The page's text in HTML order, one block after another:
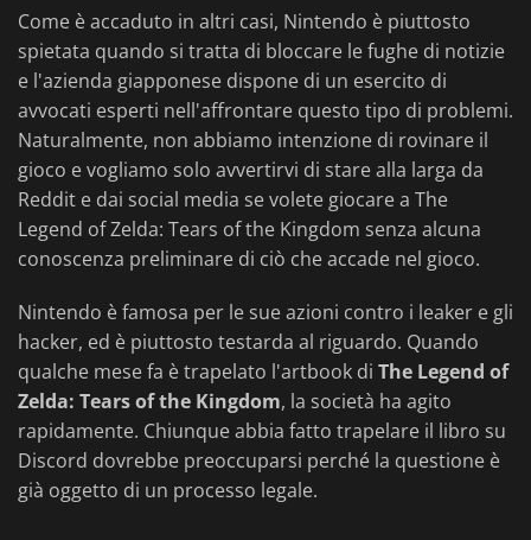
Come è accaduto in altri casi, Nintendo è piuttosto
spietata quando si tratta di bloccare le fughe di notizie
e l'azienda giapponese dispone di un esercito di
avvocati esperti nell'affrontare questo tipo di problemi.
Naturalmente, non abbiamo intenzione di rovinare il
gioco e vogliamo solo avvertirvi di stare alla larga da
Reddit e dai social media se volete giocare a The
Legend of Zelda: Tears of the Kingdom senza alcuna
conoscenza preliminare di ciò che accade nel gioco.
Nintendo è famosa per le sue azioni contro i leaker e gli
hacker, ed è piuttosto testarda al riguardo. Quando
qualche mese fa è trapelato l'artbook di The Legend of
Zelda: Tears of the Kingdom, la società ha agito
rapidamente. Chiunque abbia fatto trapelare il libro su
Discord dovrebbe preoccuparsi perché la questione è
già oggetto di un processo legale.